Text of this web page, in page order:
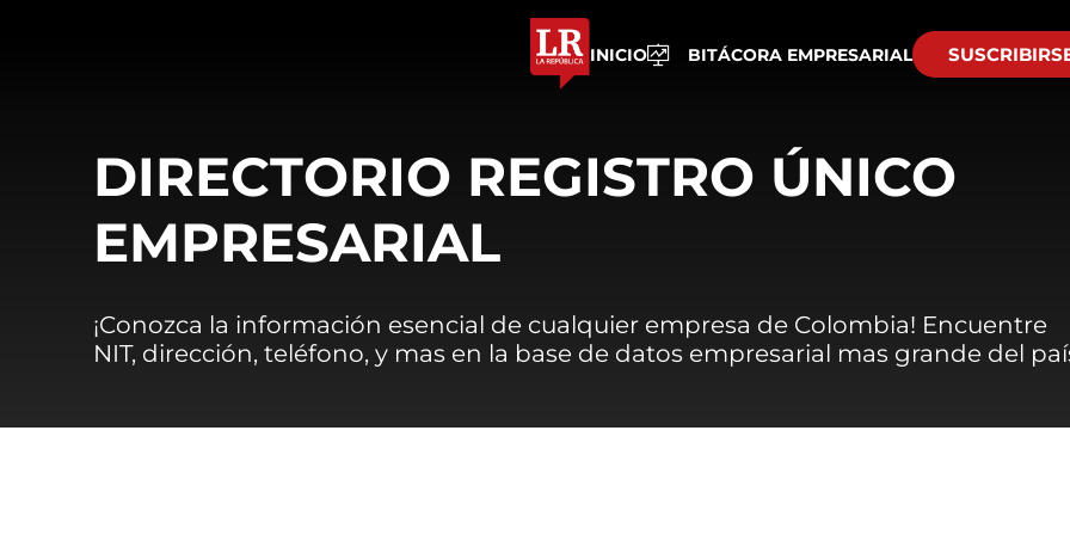
INICIO BITÁCORA EMPRESARIAL
DIRECTORIO REGISTRO ÚNICO
EMPRESARIAL
¡Conozca la información esencial de cualquier empresa de Colombia! Encuentre
NIT, dirección, teléfono, y mas en la base de datos empresarial mas grande del